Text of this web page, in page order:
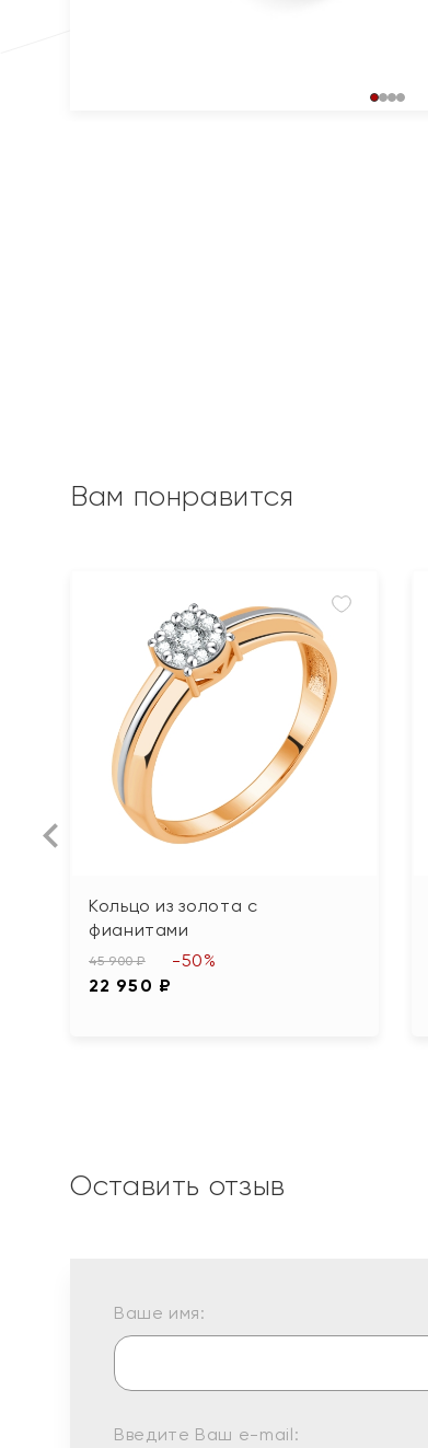
Вам понравится
Кольцо из золота с
фианитами
45 900 ₽
22 950 ₽
-50%
Оставить отзыв
Ваше имя:
Введите Ваш e-mail: